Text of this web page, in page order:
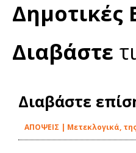
Δημοτικές
Διαβάστε
Διαβάστε
ΑΠΟΨΕΙΣ | Μετεκλογικά,